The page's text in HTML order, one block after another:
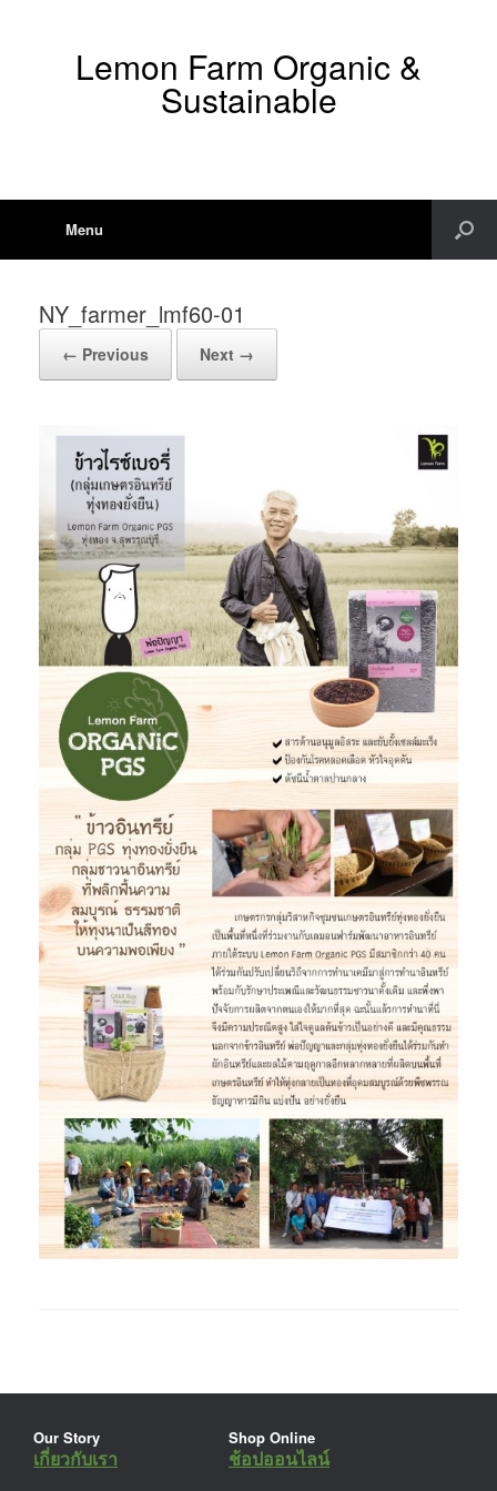
Lemon Farm Organic &
Sustainable
Menu
NY_farmer_lmf60-01
← Previous Next →
Our Story
เกี่ยวกับเรา
Shop Online
ช้อปออนไลน์